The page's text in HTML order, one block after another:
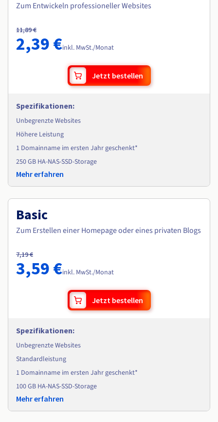
Zum Entwickeln professioneller Websites
11,89 €
2,39 €inkl. MwSt./Monat
Jetzt bestellen
Spezifikationen:
Unbegrenzte Websites
Höhere Leistung
1 Domainname im ersten Jahr geschenkt*
250 GB HA-NAS-SSD-Storage
Mehr erfahren
Basic
Zum Erstellen einer Homepage oder eines privaten Blogs
7,19 €
3,59 €inkl. MwSt./Monat
Jetzt bestellen
Spezifikationen:
Unbegrenzte Websites
Standardleistung
1 Domainname im ersten Jahr geschenkt*
100 GB HA-NAS-SSD-Storage
Mehr erfahren